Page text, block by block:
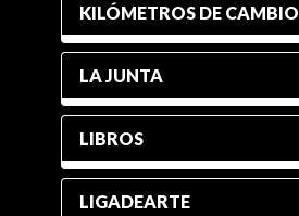
KILÓMETROS DE CAMBIO
LA JUNTA
LIBROS
LIGADEARTE